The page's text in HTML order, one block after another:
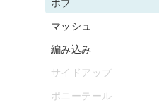
ボブ
マッシュ
編み込み
サイドアップ
ポニーテール